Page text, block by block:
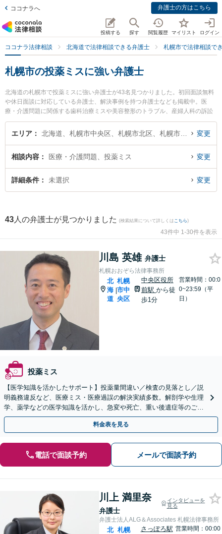
ココナラへ 弁護士の方はこちら
投稿する 探す 閲覧履歴 マイリスト ログイン
ココナラ法律相談 北海道で法律相談できる弁護士 札幌市で法律相談で
札幌市の投薬ミスに強い弁護士
北海道の札幌市で投薬ミスに強い弁護士が43名見つかりました。初回面談無料
や休日面談に対応している弁護士、解決事例を持つ弁護士なども掲載中。医
療・介護問題に関係する歯科治療ミスや美容整形のトラブル、産婦人科の訴訟
等の細かな分野での絞り込み検索もでき便利です。特に札幌おおぞら法律事務
所の川島 英雄弁護士や弁護士法人ALG＆Associates 札幌法律事務所の川上 満里
発生した投薬ミスのトラブルを今すぐに弁護士に相談したい』『投薬ミスのト
ラブル解決の実績豊富な近くの弁護士を検索したい』『初回相談無料で投薬ミ
スを法律相談できる札幌市内の弁護士に相談予約したい』などでお困りの相談
エリア 変更
相談内容 医療・介護問題、投薬ミス 変更
詳細条件 未選択 変更
43 人の弁護士が見つかりました (検索結果について詳しくは こちら)
43件中 1-30件を表示
川島 英雄 弁護士
札幌おおぞら法律事務所
北
海
道
|
札幌
市中
央区
中央区役所
前駅 から徒
歩1分
営業時間：00:0
0~23:59（平
日）
投薬ミス
【医学知識を活かしたサポート】投薬量間違い／検査の見落とし／説
明義務違反など、医療ミス・医療過誤の解決実績多数。解剖学や生理
学、薬学などの医学知識を活かし、急変や死亡、重い後遺症等のご相
談を承ります。【西11丁目駅2分】
料金表を見る
電話で面談予約 メールで面談予約
川上 満里奈
弁護士
インタビューを
見る
弁護士法人ALG＆Associates 札幌法律事務所
北 札幌
さっぽろ駅 営業時間：00:00